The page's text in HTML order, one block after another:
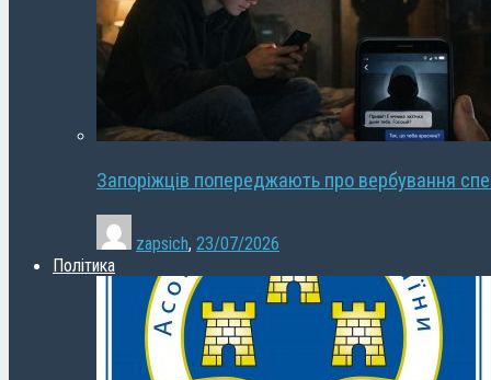
Запоріжців попереджають про вербування
zapsich, 23/07/2026
Політика